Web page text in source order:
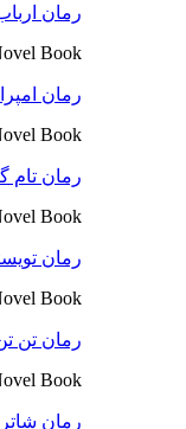
رمان
Book
رمان
Book
رمان تام
Book
رمان
Book
رمان تن
Book
رمان